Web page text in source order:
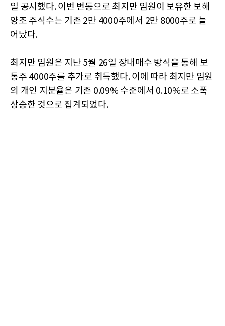
일 공시했다. 이번 변동으로 최지만 임원이 보유한 보해
양조 주식수는 기존 2만 4000주에서 2만 8000주로 늘
어났다.
최지만 임원은 지난 5월 26일 장내매수 방식을 통해 보
통주 4000주를 추가로 취득했다. 이에 따라 최지만 임원
의 개인 지분율은 기존 0.09% 수준에서 0.10%로 소폭
상승한 것으로 집계되었다.